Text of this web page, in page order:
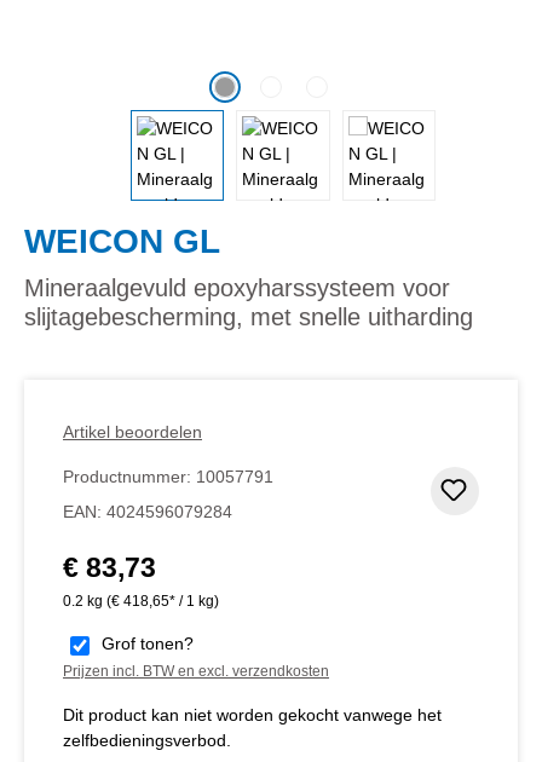
WEICON GL
Mineraalgevuld epoxyharssysteem voor
slijtagebescherming, met snelle uitharding
Artikel beoordelen
Productnummer: 10057791
EAN: 4024596079284
Normale prijs:
€ 83,73
0.2 kg (€ 418,65* / 1 kg)
Grof tonen?
Prijzen incl. BTW en excl. verzendkosten
Dit product kan niet worden gekocht vanwege het
zelfbedieningsverbod.